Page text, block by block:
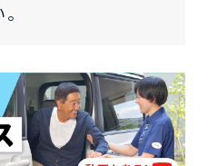
いるのは?
要支援１～２、
れかの判定を受
ら介護サービス
宅に来てもらい
ていますか？
すか？
ですか？
護１～２です